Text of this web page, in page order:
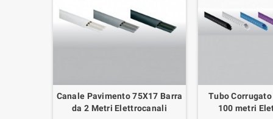
Canale Pavimento 75X17 Barra
da 2 Metri Elettrocanali
Tubo
100 metri